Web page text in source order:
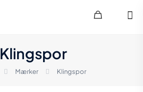
Klingspor
Mærker Klingspor